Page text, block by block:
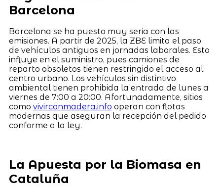
Barcelona
Barcelona se ha puesto muy seria con las
emisiones. A partir de 2025, la ZBE limita el paso
de vehículos antiguos en jornadas laborales. Esto
influye en el suministro, pues camiones de
reparto obsoletos tienen restringido el acceso al
centro urbano. Los vehículos sin distintivo
ambiental tienen prohibida la entrada de lunes a
viernes de 7:00 a 20:00. Afortunadamente, sitios
como vivirconmadera.info operan con flotas
modernas que aseguran la recepción del pedido
conforme a la ley.
La Apuesta por la Biomasa en
Cataluña